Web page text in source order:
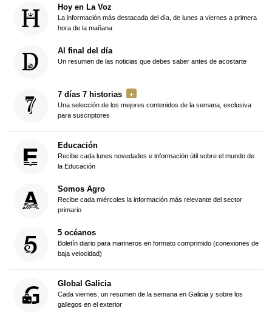
Hoy en La Voz
La información más destacada del día, de lunes a viernes a primera
hora de la mañana
Al final del día
Un resumen de las noticias que debes saber antes de acostarte
7 días 7 historias
Una selección de los mejores contenidos de la semana, exclusiva
para suscriptores
Educación
Recibe cada lunes novedades e información útil sobre el mundo de
la Educación
Somos Agro
Recibe cada miércoles la información más relevante del sector
primario
5 océanos
Boletín diario para marineros en formato comprimido (conexiones de
baja velocidad)
Global Galicia
Cada viernes, un resumen de la semana en Galicia y sobre los
gallegos en el exterior